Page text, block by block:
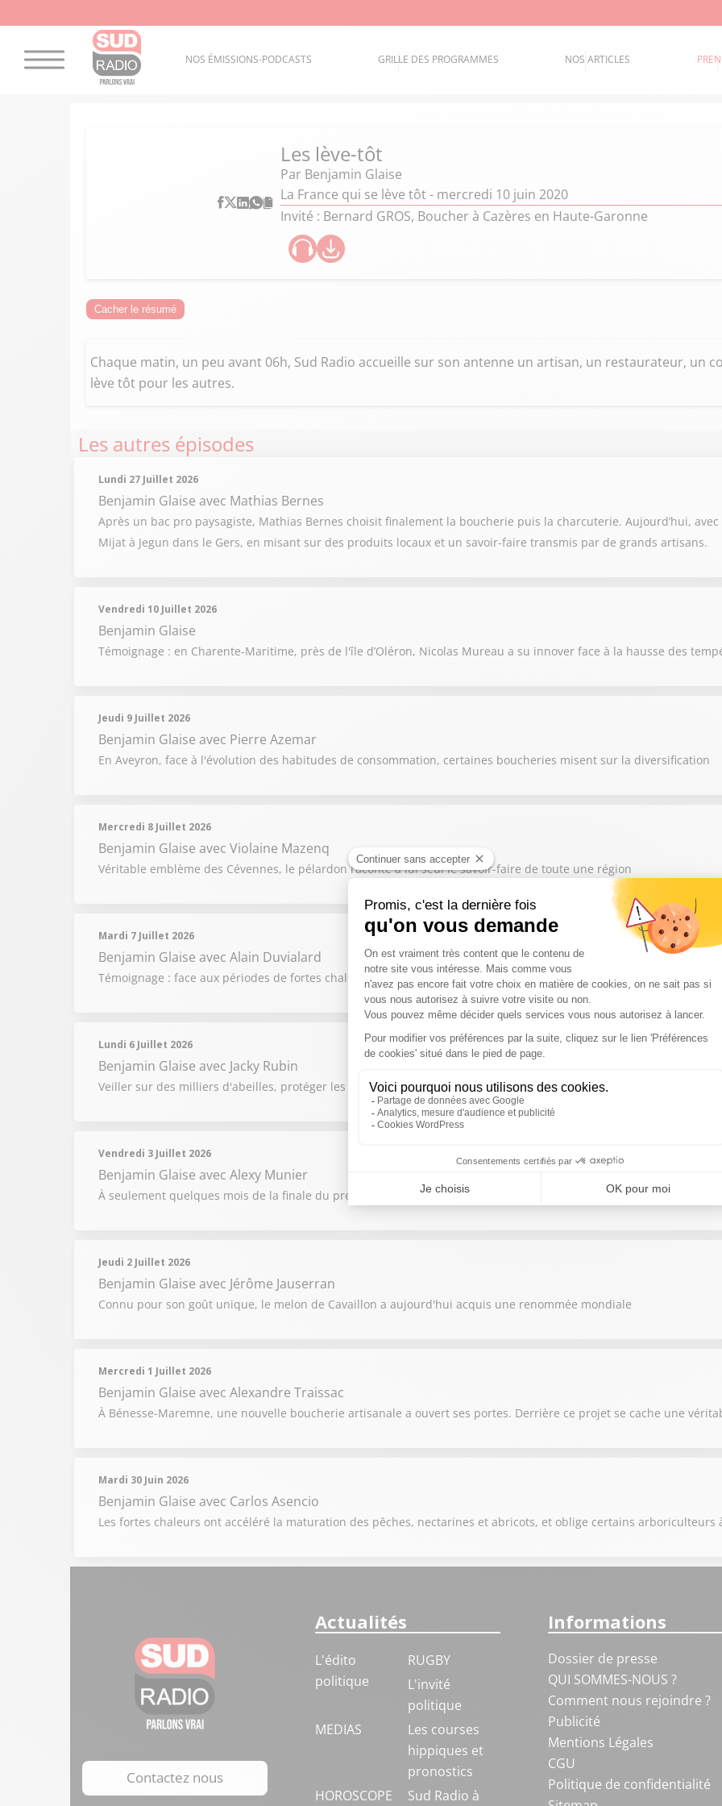
NOS ÉMISSIONS-PODCASTS GRILLE DES PROGRAMMES NOS ARTICLES
Les lève-tôt
Par Benjamin Glaise
La France qui se lève tôt - mercredi 10 juin 2020
Invité : Bernard GROS, Boucher à Cazères en Haute-Garonne
Cacher le résumé
Chaque matin, un peu avant 06h, Sud Radio accueille sur son antenne un artisan, un restaurateur, un
lève tôt pour les autres.
Les autres épisodes
Lundi 27 Juillet 2026
Benjamin Glaise avec Mathias Bernes
Après un bac pro paysagiste, Mathias Bernes choisit finalement la boucherie puis la charcuterie. Aujourd’hui,
Mijat à Jegun dans le Gers, en misant sur des produits locaux et un savoir-faire transmis par de grands artisans.
Vendredi 10 Juillet 2026
Benjamin Glaise
Témoignage : en Charente-Maritime, près de l'île d’Oléron, Nicolas Mureau a su innover face à la hausse des
Jeudi 9 Juillet 2026
Benjamin Glaise avec Pierre Azemar
En Aveyron, face à l'évolution des habitudes de consommation, certaines boucheries misent sur la diversification
Mercredi 8 Juillet 2026
Benjamin Glaise avec Violaine Mazenq
Véritable emblème des Cévennes, le pélardon raconte à lui seul le savoir-faire de toute une région
Mardi 7 Juillet 2026
Benjamin Glaise avec Alain Duvialard
Témoignage : face aux périodes de fortes chaleurs, les éleveurs et agriculteurs s'adaptent en modifiant leurs
Lundi 6 Juillet 2026
Benjamin Glaise avec Jacky Rubin
Veiller sur des milliers d'abeilles, protéger les ruches et faire face à des récoltes de miel en baisse : le métier
Vendredi 3 Juillet 2026
Benjamin Glaise avec Alexy Munier
À seulement quelques mois de la finale du prestigieux concours "Un des Meilleurs Ouvriers de France", Alexis
Jeudi 2 Juillet 2026
Benjamin Glaise avec Jérôme Jauserran
Connu pour son goût unique, le melon de Cavaillon a aujourd'hui acquis une renommée mondiale
Mercredi 1 Juillet 2026
Benjamin Glaise avec Alexandre Traissac
À Bénesse-Maremne, une nouvelle boucherie artisanale a ouvert ses portes. Derrière ce projet se cache une
Mardi 30 Juin 2026
Benjamin Glaise avec Carlos Asencio
Les fortes chaleurs ont accéléré la maturation des pêches, nectarines et abricots, et oblige certains arboriculteurs
Contactez nous
Actualités
L'édito
politique
RUGBY
L'invité
politique
MEDIAS
Les courses
hippiques et
pronostics
HOROSCOPE
Sud Radio à
Informations
Dossier de presse
QUI SOMMES-NOUS ?
Comment nous rejoindre ?
Publicité
Mentions Légales
CGU
Politique de confidentialité